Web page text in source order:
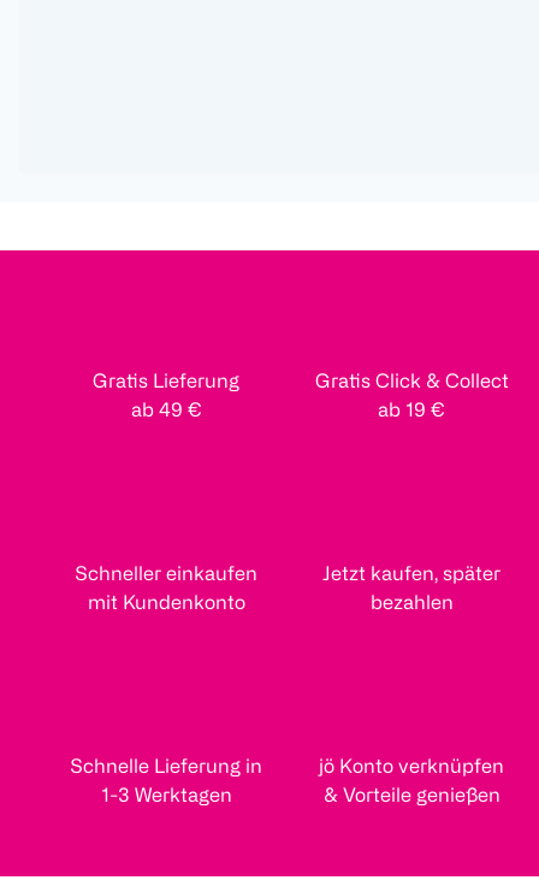
Gratis Lieferung
ab 49 €
Gratis Click & Collect
ab 19 €
Schneller einkaufen
mit Kundenkonto
Jetzt kaufen, später
bezahlen
Schnelle Lieferung in
1-3 Werktagen
jö Konto verknüpfen
& Vorteile genießen